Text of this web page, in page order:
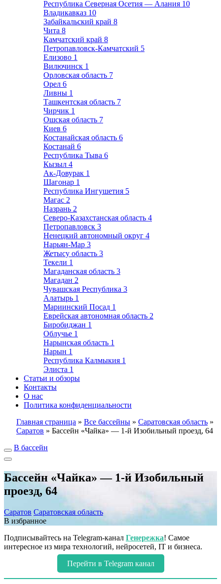
Республика Северная Осетия — Алания 10
Владикавказ 10
Забайкальский край 8
Чита 8
Камчатский край 8
Петропавловск-Камчатский 5
Елизово 1
Вилючинск 1
Орловская область 7
Орел 6
Ливны 1
Ташкентская область 7
Чирчик 1
Ошская область 7
Киев 6
Костанайская область 6
Костанай 6
Республика Тыва 6
Кызыл 4
Ак-Довурак 1
Шагонар 1
Республика Ингушетия 5
Магас 2
Назрань 2
Северо-Казахстанская область 4
Петропавловск 3
Ненецкий автономный округ 4
Нарьян-Мар 3
Жетысу область 3
Текели 1
Магаданская область 3
Магадан 2
Чувашская Республика 3
Алатырь 1
Мариинский Посад 1
Еврейская автономная область 2
Биробиджан 1
Облучье 1
Нарынская область 1
Нарын 1
Республика Калмыкия 1
Элиста 1
Статьи и обзоры
Контакты
О нас
Политика конфиденциальности
Главная страница » Все бассейны » Саратовская область »
Саратов » Бассейн «Чайка» — 1-й Изобильный проезд, 64
В бассейн
Бассейн «Чайка» — 1-й Изобильный
проезд, 64
Саратов Саратовская область
В избранное
Подписывайтесь на Telegram-канал Генережка! Самое
интересное из мира технологий, нейросетей, IT и бизнеса.
Перейти в Telegram канал